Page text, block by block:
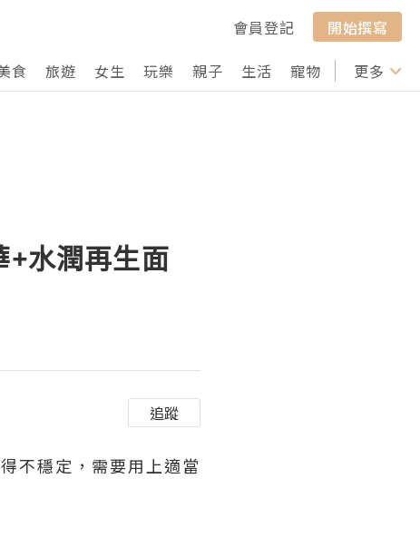
會員登記
開始撰寫
食 旅遊 女生 玩樂 親子 生活 寵物 行山 打卡
更多
水潤再生面
追蹤
不穩定，需要用上適當